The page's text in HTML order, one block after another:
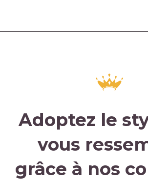
Adoptez le
vous
grâce à nos